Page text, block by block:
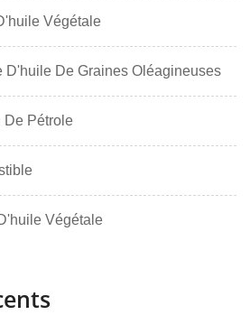
Végétale
D'huile De Graines Oléagineuses
De Pétrole
Végétale